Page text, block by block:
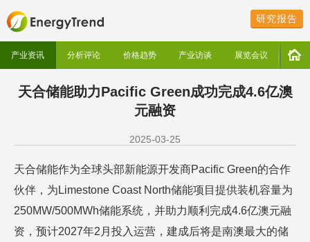
研究报告
产业资讯 分析评论 价格趋势 产业访谈 展览会议
天合储能助力Pacific Green成功完成4.6亿澳
元融资
2025-03-25
天合储能作为全球头部新能源开发商Pacific Green的合作
伙伴，为Limestone Coast North储能项目提供装机容量为
250MW/500MWh储能系统，并助力顺利完成4.6亿澳元融
资，预计2027年2月投入运营，建成后将是南澳最大的储